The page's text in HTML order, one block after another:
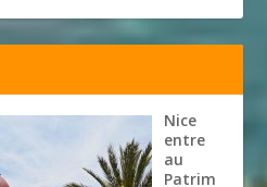
Nice
entre
au
Patrim